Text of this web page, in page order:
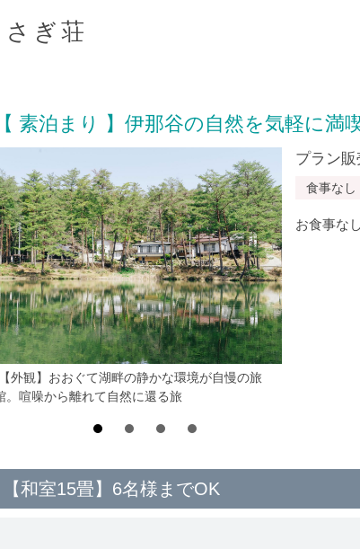
ぎ荘
素泊まり 】伊那谷の自然を気軽に満
外観】おおぐて湖畔の静かな環境が自慢の旅
。喧噪から離れて自然に還る旅
プラン
食事なし
お食事な
【和室15畳】6名様までOK